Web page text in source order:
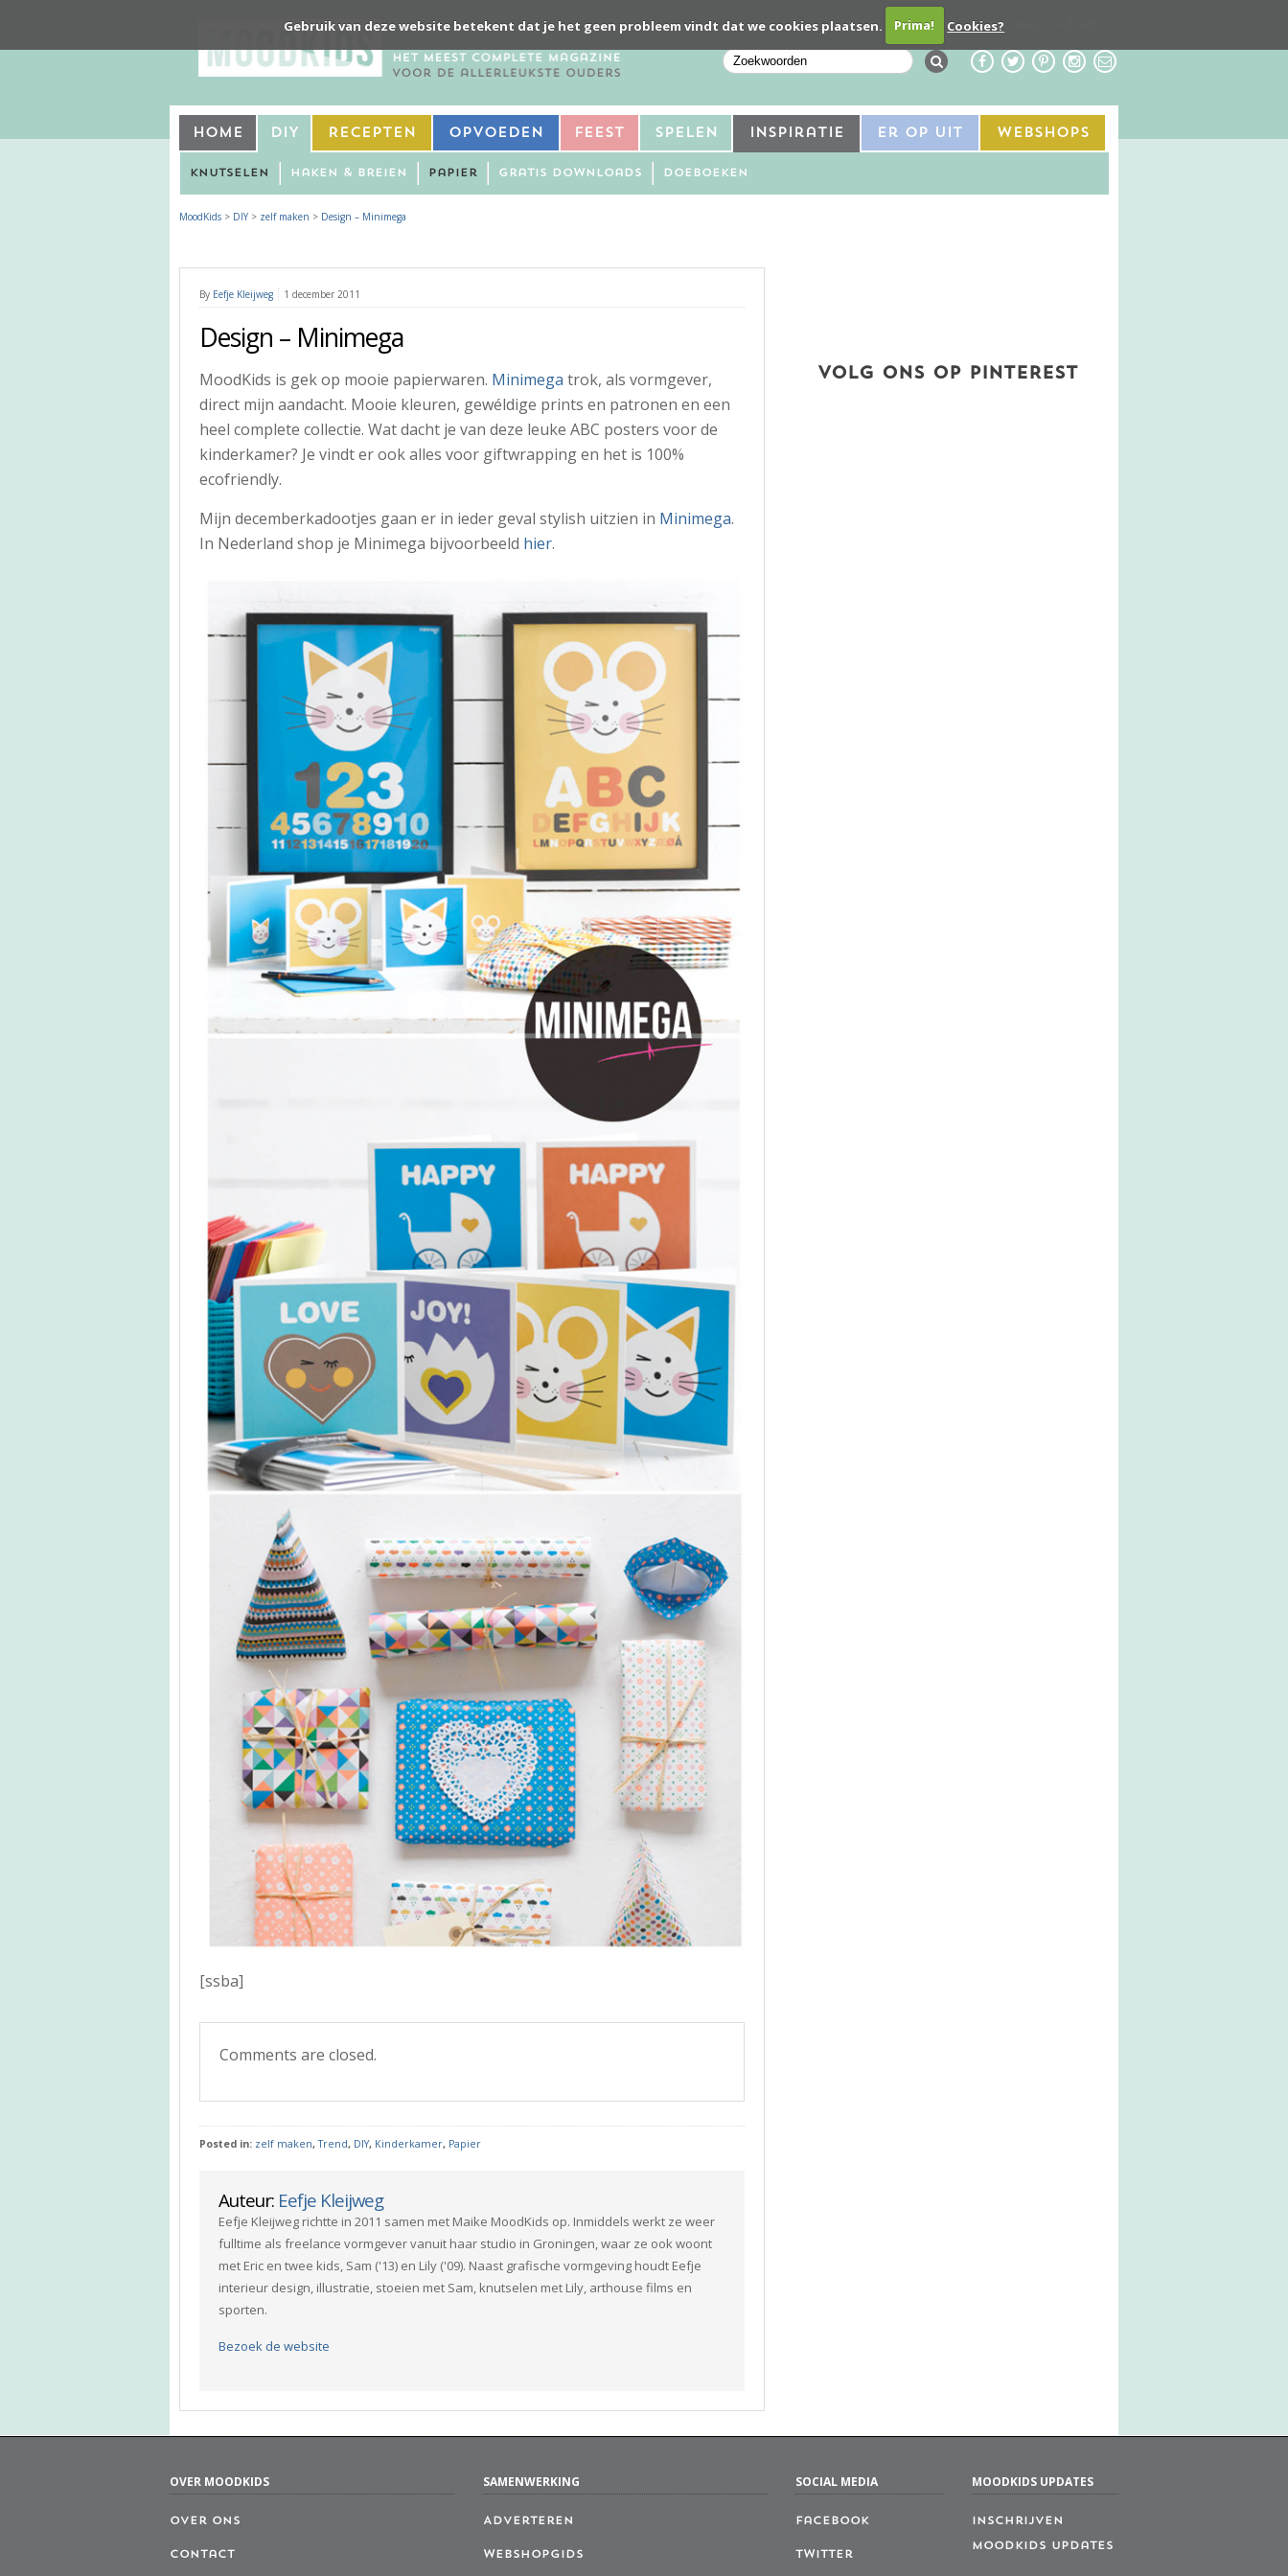
Gebruik van deze website betekent dat je het geen probleem vindt dat we cookies plaatsen. Prima! Cookies?Contact
Home DIY Recepten Opvoeden Feest Spelen Inspiratie Er Op Uit Webshops
Knutselen Haken & Breien Papier Gratis downloads Doeboeken
MoodKids > DIY > zelf maken > Design – Minimega
By Eefje Kleijweg 1 december 2011
Design – Minimega
MoodKids is gek op mooie papierwaren. Minimega trok, als vormgever,
direct mijn aandacht. Mooie kleuren, gewéldige prints en patronen en een
heel complete collectie. Wat dacht je van deze leuke ABC posters voor de
kinderkamer? Je vindt er ook alles voor giftwrapping en het is 100%
ecofriendly.
Mijn decemberkadootjes gaan er in ieder geval stylish uitzien in Minimega.
In Nederland shop je Minimega bijvoorbeeld hier.
[ssba]
Comments are closed.
Posted in: zelf maken,Trend, DIY, Kinderkamer, Papier
Auteur: Eefje Kleijweg
Eefje Kleijweg richtte in 2011 samen met Maike MoodKids op. Inmiddels werkt ze weer
fulltime als freelance vormgever vanuit haar studio in Groningen, waar ze ook woont
met Eric en twee kids, Sam ('13) en Lily ('09). Naast grafische vormgeving houdt Eefje
interieur design, illustratie, stoeien met Sam, knutselen met Lily, arthouse films en
sporten.
Bezoek de website
VOLG ONS OP PINTEREST
OVER MOODKIDS
Over ons
Contact
SAMENWERKING
Adverteren
Webshopgids
SOCIAL MEDIA
Facebook
Twitter
MOODKIDS UPDATES
Inschrijven
MoodKids Updates